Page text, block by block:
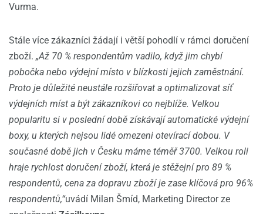
Vurma.
Stále více zákazníci žádají i větší pohodlí v rámci doručení
zboží. „Až 70 % respondentům vadilo, když jim chybí
pobočka nebo výdejní místo v blízkosti jejich zaměstnání.
Proto je důležité neustále rozšiřovat a optimalizovat síť
výdejních míst a být zákazníkovi co nejblíže. Velkou
popularitu si v poslední době získávají automatické výdejní
boxy, u kterých nejsou lidé omezeni otevírací dobou. V
současné době jich v Česku máme téměř 3700. Velkou roli
hraje rychlost doručení zboží, která je stěžejní pro 89 %
respondentů, cena za dopravu zboží je zase klíčová pro 96%
respondentů,“uvádí Milan Šmíd, Marketing Director ze